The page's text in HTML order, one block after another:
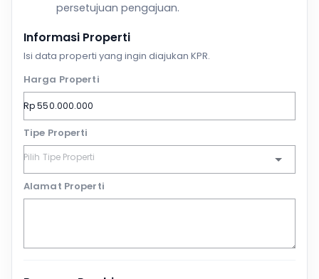
persetujuan pengajuan.
Informasi Properti
Isi data properti yang ingin diajukan KPR.
Harga Properti
Tipe Properti
Alamat Properti